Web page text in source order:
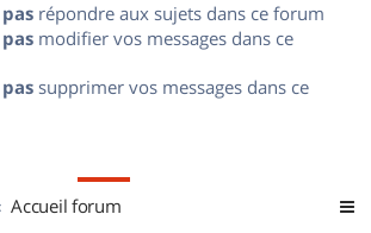
répondre aux sujets dans ce forum
modifier vos messages dans ce
supprimer vos messages dans ce
Accueil forum